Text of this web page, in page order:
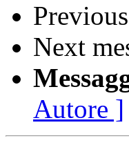
Next
Autore ]